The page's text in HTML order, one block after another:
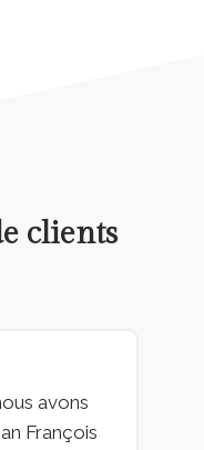
clients
mariage
à eve de